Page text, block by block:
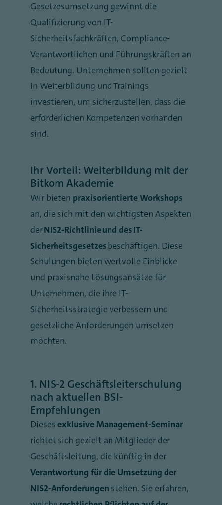
Gesetzesumsetzung gewinnt die
Qualifizierung von IT-
Sicherheitsfachkräften, Compliance-
Verantwortlichen und Führungskräften an
Bedeutung. Unternehmen sollten gezielt
in Weiterbildung und Trainings
investieren, um sicherzustellen, dass die
erforderlichen Kompetenzen vorhanden
sind.
Ihr Vorteil: Weiterbildung mit der
Bitkom Akademie
Wir bieten praxisorientierte Workshops
an, die sich mit den wichtigsten Aspekten
derNIS2-Richtlinie und des IT-
Sicherheitsgesetzesbeschäftigen. Diese
Schulungen bieten wertvolle Einblicke
und praxisnahe Lösungsansätze für
Unternehmen, die ihre IT-
Sicherheitsstrategie verbessern und
gesetzliche Anforderungen umsetzen
möchten.
1. NIS-2 Geschäftsleiterschulung
nach aktuellen BSI-
Empfehlungen
Dieses exklusive Management-Seminar
richtet sich gezielt an Mitglieder der
Geschäftsleitung, die künftig in der
Verantwortung für die Umsetzung der
NIS2-Anforderungen stehen. Sie erfahren,